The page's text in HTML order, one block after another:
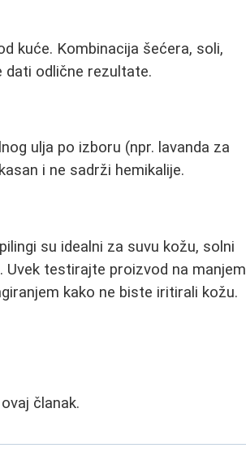
kuće. Kombinacija šećera, soli,
dati odlične rezultate.
ulja po izboru (npr. lavanda za
i ne sadrži hemikalije.
su idealni za suvu kožu, solni
Uvek testirajte proizvod na manjem
kako ne biste iritirali kožu.
članak.